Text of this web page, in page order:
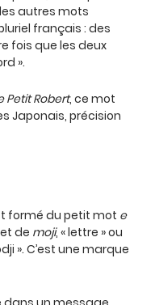
autres mots
français : des
fois que les deux
».
Petit Robert, ce mot
Japonais, précision
formé du petit mot e
de moji, « lettre » ou
». C’est une marque